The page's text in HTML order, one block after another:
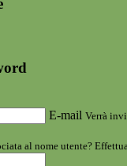
E-mail Verrà
al nome utente?